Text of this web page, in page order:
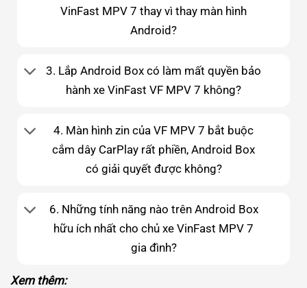
VinFast MPV 7 thay vì thay màn hình
Android?
3. Lắp Android Box có làm mất quyền bảo
hành xe VinFast VF MPV 7 không?
4. Màn hình zin của VF MPV 7 bắt buộc
cắm dây CarPlay rất phiền, Android Box
có giải quyết được không?
6. Những tính năng nào trên Android Box
hữu ích nhất cho chủ xe VinFast MPV 7
gia đình?
Xem thêm: